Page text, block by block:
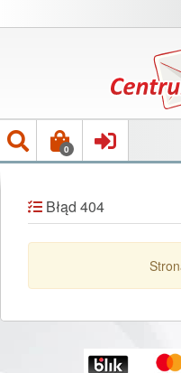
0
Błąd 404